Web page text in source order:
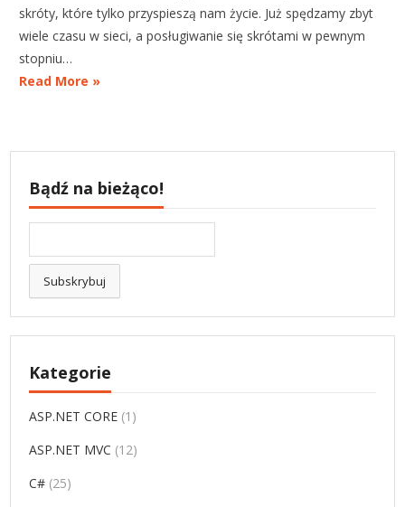
skróty, które tylko przyspieszą nam życie. Już spędzamy zbyt
wiele czasu w sieci, a posługiwanie się skrótami w pewnym
stopniu…
Read More »
Bądź na bieżąco!
Kategorie
ASP.NET CORE (1)
ASP.NET MVC (12)
C# (25)